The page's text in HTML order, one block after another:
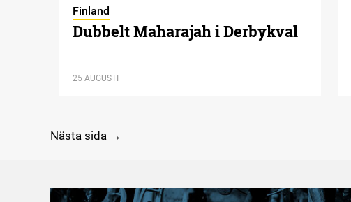
Finland
Dubbelt Maharajah i Derbykval
25 AUGUSTI
Nästa sida →